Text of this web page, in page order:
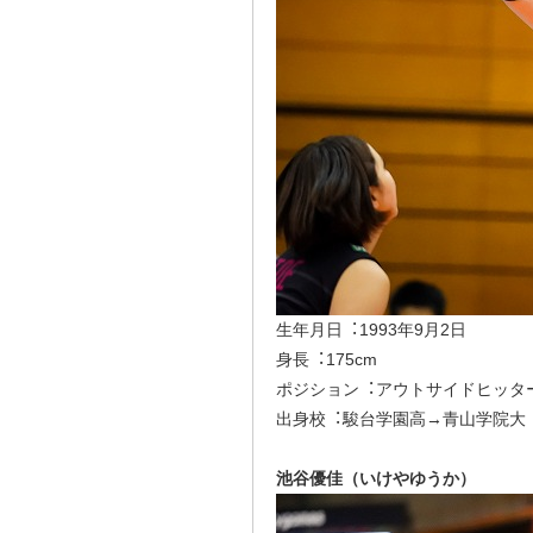
⽣年⽉⽇︓1993年9⽉2⽇
⾝⻑︓175cm
ポジション︓アウトサイドヒッタ
出⾝校︓駿台学園高→⻘⼭学院⼤
池谷優佳（いけやゆうか）